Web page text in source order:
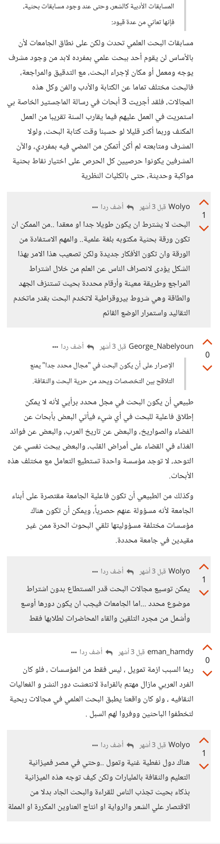
المسابقات الأدبية كالشعر، وحتى عند وجود مسابقات بحثية،
فإنها تعاني من عدة قيود:
مسابقات البحث العلمي تحدث ولكن على نطاق الجامعات لأن
بالأساس لن يقوم أحد ببحث علمي بمفرده لابد من وجود مشرف
يوجه ومعمل أو مكان لإجراء البحث، مع التدقيق والمراجعة،
فالبحث مختلف تماما عن الكتابة والأدب والفن وكل هذه
المجالات، فلقد أجريت 3 أبحاث في رسالة الماجستير الخاصة بي
استمريت في العمل عليهم فيما يقارب السنة تقريبا من العمل
المكثف وربما أكثر قليلا لو حسبنا وقت كتابة البحث، ولولا
المشرف ومتابعته لم أكن أتمكن من المضي فيه بمفردي، والآن
المشرفين يكونوا حرصيين كل الحرص على اختيار نقاط بحثية
مواكبة وحديثة، حتى بالكليات النظرية
1
Wolyo قبل 3 أشهر أضف ردا
البحث لا يشترط ان يكون طويلا جدا او معقدا ..من الممكن ان
تكون ورقة بحثية مكتوبه بلغة علمية.. والمهم الاستفادة من
الورقة وان تكون الأفكار جديدة ولكن تصعيب هذا الامر بهذا
الشكل يؤدى لانصراف الناس عن العلم من خلال اشتراط
المراجع وطريقة معينة وأرقام محددة بحيث تستنزف الجهد
والطاقة وهي شروط بيروقراطية لاتخدم البحث بقدر ماتخدم
التقاليد واستمرار الوضع القائم
0
George_Nabelyoun قبل 3 أشهر
أضف ردا
الإصرار على أن يكون البحث في "مجال محدد جدا" يمنع
التلاقح بين التخصصات ويحد من حرية البحث والثقافة.
طبيعي أن يكون البحث في مجل محدد برأيي لأنه لا يمكن
إطلاق فاعلية للبحث في أي شيء فيأتي البعض بأبحاث عن
الفضاء والصواريخ، والبعض عن تاريخ العرب، والبعض عن فوائد
الغذاء في القضاء على أمراض القلب، والبعض ببحث نفسي عن
التوحد، لا توجد مؤسسة واحدة تستطيع التعامل مع مختلف هذه
الأبحاث.
وكذلك من الطبيعي أن تكون فاعلية الجامعة مقتصرة على أبناء
الجامعة لأنه مسؤولة عنهم حصرياً، ويمكن أن تكون هناك
مؤسسات مختلفة مسؤوليتها تلقي البحوث الحرة ممن غير
مقيدين في جامعة محددة.
1
Wolyo قبل 3 أشهر أضف ردا
يمكن توسيع مجالات البحث قدر المستطاع بدون اشتراط
موضوع محدد ...اما الجامعات فيجب ان يكون دورها أوسع
وأشمل من مجرد التلقين والقاء المحاضرات لطلابها فقط
0
eman_hamdy قبل 3 أشهر أضف ردا
ربما السبب ازمة تمويل ، ليس فقط من المؤسسات ، فلو كان
الفرد العربي مازال مهتم بالقراءة لانتعشت دور النشر و الفعاليات
الثقافيه ، ولو كان واقعنا يطبق البحث العلمي في مجالات ربحية
لتخطفوا الباحثين ووفروا لهم السبل .
1
Wolyo قبل 3 أشهر أضف ردا
هناك دول نفطية غنية وتمول ..وحتي في مصر فميزانية
التعليم والثقافة بالمليارات ولكن كيف توجه هذه الميزانية
بذكاء بحيث تجذب الناس للقراءة والبحث الجاد بدلا من
الاقتصار علي الشعر والرواية او انتاج العناوين المكررة او المملة